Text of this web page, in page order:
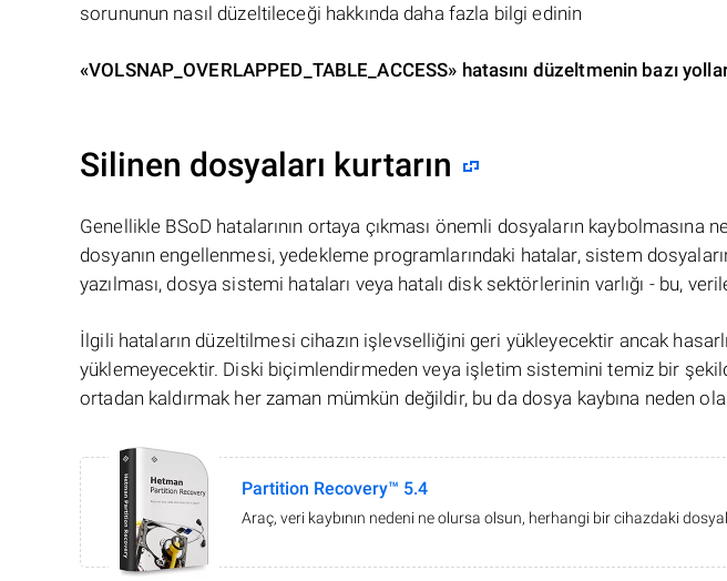
sorununun nasıl düzeltileceği hakkında daha fazla bilgi edinin
«VOLSNAP_OVERLAPPED_TABLE_ACCESS» hatasını düzeltmenin bazı
Silinen dosyaları kurtarın
Genellikle BSoD hatalarının ortaya çıkması önemli dosyaların kaybolmasına
dosyanın engellenmesi, yedekleme programlarındaki hatalar, sistem
yazılması, dosya sistemi hataları veya hatalı disk sektörlerinin varlığı - bu,
İlgili hataların düzeltilmesi cihazın işlevselliğini geri yükleyecektir ancak
yüklemeyecektir. Diski biçimlendirmeden veya işletim sistemini temiz bir
ortadan kaldırmak her zaman mümkün değildir, bu da dosya kaybına neden
Partition Recovery™ 5.4
Araç, veri kaybının nedeni ne olursa olsun, herhangi bir cihazdaki